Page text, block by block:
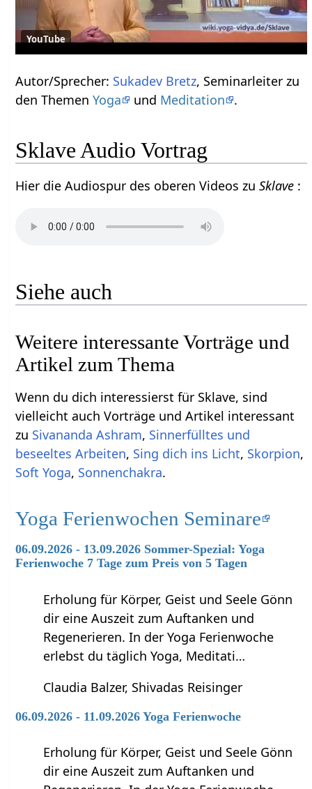
YouTube
Autor/Sprecher: Sukadev Bretz, Seminarleiter zu
den ThemenYoga und Meditation .
Sklave Audio Vortrag
Hier die Audiospur des oberen Videos zuSklave :
Siehe auch
Weitere interessante Vorträge und
Artikel zum Thema
Wenn du dich interessierst für Sklave, sind
vielleicht auch Vorträge und Artikel interessant
zu Sivananda Ashram, Sinnerfülltes und
beseeltes Arbeiten, Sing dich ins Licht, Skorpion,
Soft Yoga, Sonnenchakra.
Yoga Ferienwochen Seminare
06.09.2026 - 13.09.2026 Sommer-Spezial: Yoga
Ferienwoche 7 Tage zum Preis von 5 Tagen
Erholung für Körper, Geist und Seele Gönn
dir eine Auszeit zum Auftanken und
Regenerieren. In der Yoga Ferienwoche
erlebst du täglich Yoga, Meditati…
Claudia Balzer, Shivadas Reisinger
06.09.2026 - 11.09.2026 Yoga Ferienwoche
Erholung für Körper, Geist und Seele Gönn
dir eine Auszeit zum Auftanken und